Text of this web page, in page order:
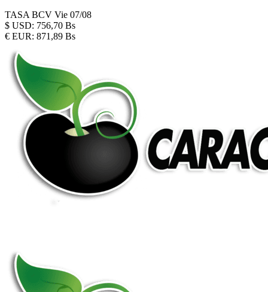
TASA BCV Vie 07/08
$ USD: 756,70 Bs
€ EUR: 871,89 Bs